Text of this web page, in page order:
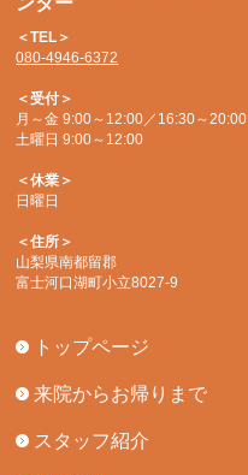
＜TEL＞
080-4946-6372
＜受付＞
月～金 9:00～12:00／16:30～20:00
土曜日 9:00～12:00
＜休業＞
日曜日
＜住所＞
山梨県南都留郡
富士河口湖町小立8027-9
トップページ
来院からお帰りまで
スタッフ紹介